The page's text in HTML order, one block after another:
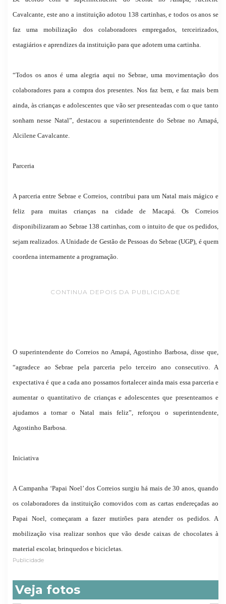
Cavalcante, este ano a instituição adotou 138 cartinhas, e todos os anos se
faz uma mobilização dos colaboradores empregados, terceirizados,
estagiários e aprendizes da instituição para que adotem uma cartinha.
“Todos os anos é uma alegria aqui no Sebrae, uma movimentação dos
colaboradores para a compra dos presentes. Nos faz bem, e faz mais bem
ainda, às crianças e adolescentes que vão ser presenteadas com o que tanto
sonham nesse Natal”, destacou a superintendente do Sebrae no Amapá,
Alcilene Cavalcante.
Parceria
A parceria entre Sebrae e Correios, contribui para um Natal mais mágico e
feliz para muitas crianças na cidade de Macapá. Os Correios
disponibilizaram ao Sebrae 138 cartinhas, com o intuito de que os pedidos,
sejam realizados. A Unidade de Gestão de Pessoas do Sebrae (UGP), é quem
coordena internamente a programação.
CONTINUA DEPOIS DA PUBLICIDADE
O superintendente do Correios no Amapá, Agostinho Barbosa, disse que,
“agradece ao Sebrae pela parceria pelo terceiro ano consecutivo. A
expectativa é que a cada ano possamos fortalecer ainda mais essa parceria e
aumentar o quantitativo de crianças e adolescentes que presenteamos e
ajudamos a tornar o Natal mais feliz”, reforçou o superintendente,
Agostinho Barbosa.
Iniciativa
A Campanha ‘Papai Noel’ dos Correios surgiu há mais de 30 anos, quando
os colaboradores da instituição comovidos com as cartas endereçadas ao
Papai Noel, começaram a fazer mutirões para atender os pedidos. A
mobilização visa realizar sonhos que vão desde caixas de chocolates à
material escolar, brinquedos e bicicletas.
Publicidade
Veja fotos